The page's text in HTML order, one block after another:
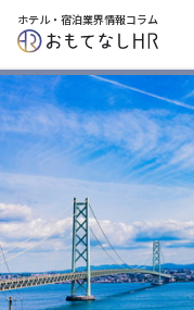
ホテル・宿泊業界情報コラム
無料 転
採用